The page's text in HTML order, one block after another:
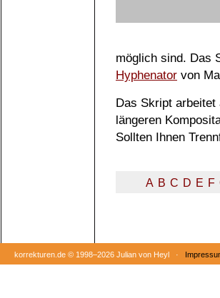
möglich sind. Das
Hyphenator von
Das Skript arbeitet
längeren
Sollten Ihnen
A B C D E F
korrekturen.de © 1998–2026 Julian von Heyl ·